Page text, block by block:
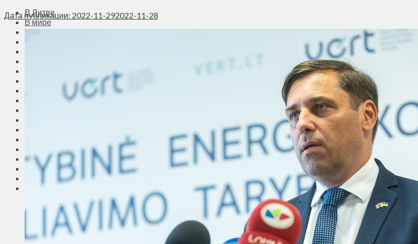
В Литве
В мире
Политика
Висагинас
Калейдоскоп
Армия
Сейм Литвы
Больше
Фоторепортаж
Туризм
ЛК рекомендует
Сеньорам
Образование
Дата публикации: 2022-11-292022-11-28